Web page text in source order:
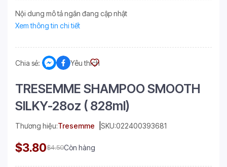
Nội dung mô tả ngắn đang cập nhật
Xem thông tin chi tiết
Chia sẻ: Yêu thích
TRESEMME SHAMPOO SMOOTH
SILKY-28oz ( 828ml)
Thương hiệu:Tresemme SKU:022400393681
$3.80$4.50Còn hàng